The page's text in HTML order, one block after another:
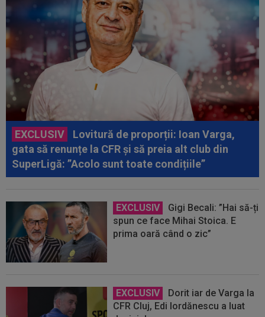
EXCLUSIV
Lovitură de proporții: Ioan Varga,
gata să renunțe la CFR și să preia alt club din
SuperLigă: ”Acolo sunt toate condițiile”
EXCLUSIV
Gigi Becali: ”Hai să-ți
spun ce face Mihai Stoica. E
prima oară când o zic”
EXCLUSIV
Dorit iar de Varga la
CFR Cluj, Edi Iordănescu a luat